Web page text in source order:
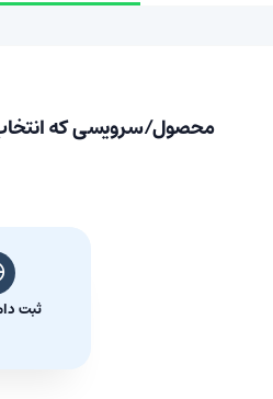
محصول/سرویسی که انتخاب
ثبت